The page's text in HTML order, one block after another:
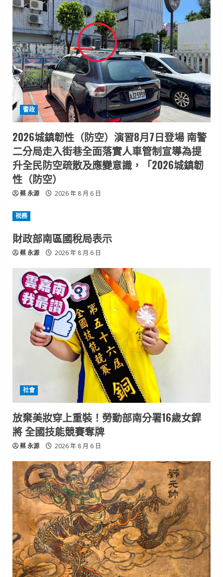
警政
2026城鎮韌性（防空）演習8月7日登場 南警
二分局走入街巷全面落實人車管制宣導為提
升全民防空疏散及應變意識，「2026城鎮韌
性（防空）
蔡 永源 2026 年 8 月 6 日
祱務
財政部南區國稅局表示
蔡 永源 2026 年 8 月 6 日
社會
放棄美妝穿上重裝！勞動部南分署16歲女銲
將 全國技能競賽奪牌
蔡 永源 2026 年 8 月 6 日